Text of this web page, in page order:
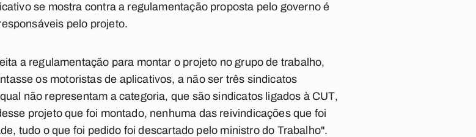
se mostra contra a regulamentação proposta pelo governo é
pelo projeto.
a regulamentação para montar o projeto no grupo de trabalho,
os motoristas de aplicativos, a não ser três sindicatos
não representam a categoria, que são sindicatos ligados à CUT,
projeto que foi montado, nenhuma das reivindicações que foi
tudo o que foi pedido foi descartado pelo ministro do Trabalho".